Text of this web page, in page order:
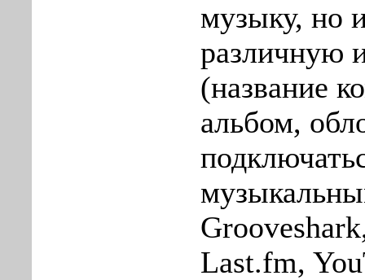
музыку, но
различную
(название
альбом,
Last.fm,